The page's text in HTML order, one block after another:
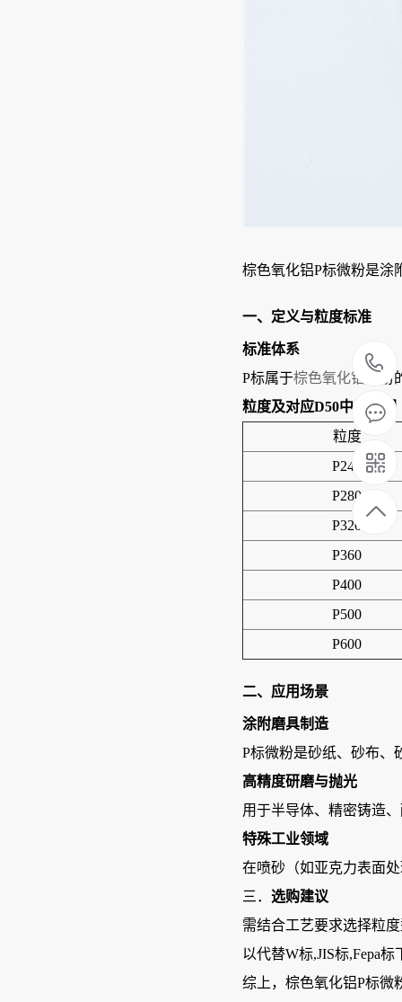
棕色氧化铝P标微粉是涂
一、定义与粒度标准
标准体系
P标属于棕色氧化铝
微
粒度及对应D50中值范围
粒度
P240
P280
P320
P360
P400
P500
P600
二、应用场景
涂附磨具制造
P标微粉是砂纸、砂布、
高精度研磨与抛光
用于半导体、精密铸造
特殊工业领域
在喷砂（如亚克力表面
三．‌ 选购建议
需结合工艺要求选择粒
以代替W标,JIS标,Fepa
综上，棕色氧化铝P标微